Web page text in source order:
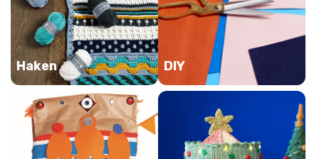
Haken DIY